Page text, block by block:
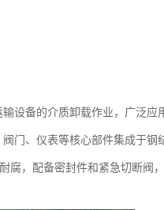
设备的介质卸载作业，广泛应
门、仪表等核心部件集成于钢
腐，配备密封件和紧急切断阀